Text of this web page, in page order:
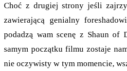
Choć z drugiej strony jeśli
zawierającą genialny
podadzą wam scenę z Shaun of
samym początku filmu zostaje
nie oczywisty w tym momencie,